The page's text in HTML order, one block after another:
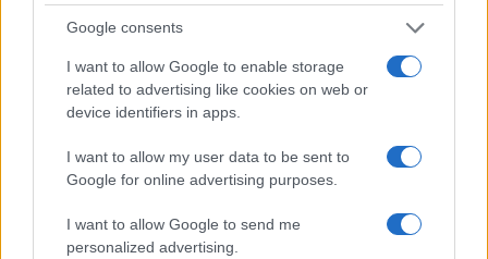
Google consents
I want to allow Google to enable storage
related to advertising like cookies on web or
device identifiers in apps.
I want to allow my user data to be sent to
Google for online advertising purposes.
I want to allow Google to send me
personalized advertising.